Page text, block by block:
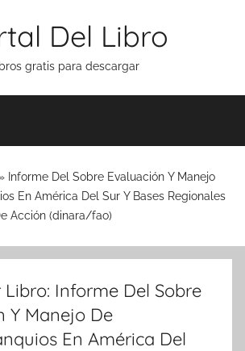
Del Libro
gratis para descargar
Informe Del Sobre Evaluación Y Manejo
En América Del Sur Y Bases Regionales
Acción (dinara/fao)
Informe Del Sobre
Y Manejo De
En América Del